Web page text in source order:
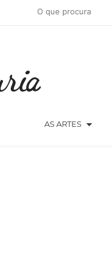
AS ARTES arrow_drop_down